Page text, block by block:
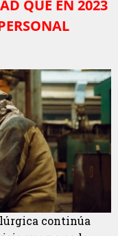
QUE EN 2023
continúa